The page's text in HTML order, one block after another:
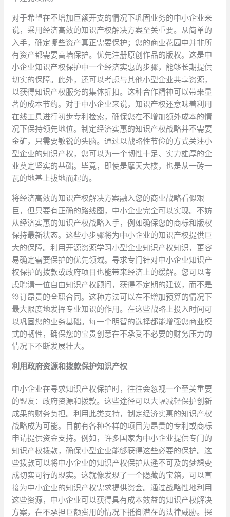
对于希望在不增加巨额开支的情况下巩固业务的中小企业来
说，采用经济高效的知识产权解决方案至关重要。从简单的
入手，确定哪些资产真正需要保护；您的商业花园中并非所
有资产都需要高墙保护。优先注册原创作品的版权。这是中
小企业知识产权保护中一个经济实惠的步骤，能够长期提供
切实的保障。此外，还可以考虑与其他小型企业共享资源，
以获得知识产权服务的集体折扣。这种合作精神可以带来显
著的成本节约。对于中小企业来说，知识产权还意味着利用
在线工具进行初步专利检索，确保您在不增加额外成本的情
况下保持领先地位。制定经济实惠的知识产权战略并不需要
金矿，只需要敏锐的头脑。通过以战略性节俭的方式关注小
型企业的知识产权，您可以为一个韧性十足、实力雄厚的企
业奠定坚实的基础。毕竟，即使是摩天大楼，也是从一砖一
瓦的地基上拔地而起的。
将经济高效的知识产权解决方案融入您的商业战略看似艰
巨，但只要有正确的路线图，中小企业完全可以实现。不妨
从经济实惠的知识产权战略入手，例如确保您的商标和版权
保持最新状态。这些小步骤将为中小企业的知识产权提供巨
大的保障。利用开源资源学习小型企业知识产权知识，更容
易确定需要保护的优先领域。寻求专门针对中小企业知识产
权保护的拨款或政府项目也能带来经济上的缓解。您可以考
虑聘请一位自由知识产权顾问，获得不定期的建议，而不是
签订昂贵的全职合同。这种方法可以在不增加预算的情况下
最大限度地发挥专业知识的作用。在这些战略上投入时间可
以巩固您的业务基础。每一个明智的选择都能增强您商业模
式的韧性，确保您的宝贵创意在不承受不必要的财务压力的
情况下不断发展壮大。
利用政府资源和拨款保护知识产权
中小企业在寻求知识产权保护时，往往会忽视一个至关重要
的盟友：政府资源和拨款。这些途径可以大幅减轻保护创新
成果的财务负担。利用此类支持，制定经济实惠的知识产权
战略成为可能。目前有各种各样的项目为昂贵的专利或商标
申请提供资金支持。例如，许多国家为中小企业提供专门的
知识产权拨款，确保小型企业能够获得这些必要的保护。这
些拨款可以将中小企业的知识产权保护从遥不可及的梦想变
成切实可行的现实。这就像发现了一个隐藏的宝箱，可以直
接为中小企业的知识产权需求提供资金。通过战略性地利用
这些资源，中小企业可以获得具有成本效益的知识产权解决
方案，在不承担巨额费用的情况下抵御潜在的法律威胁。探